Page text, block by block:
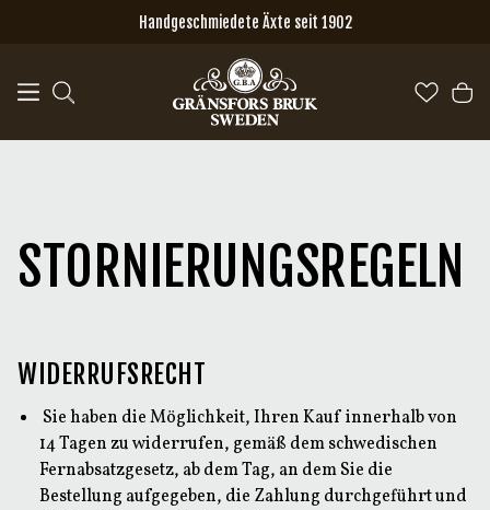
Zum Hauptinhalt springenHandgeschmiedete Äxte seit 1902
STORNIERUNGSREGELN
WIDERRUFSRECHT
Sie haben die Möglichkeit, Ihren Kauf innerhalb von
14 Tagen zu widerrufen, gemäß dem schwedischen
Fernabsatzgesetz, ab dem Tag, an dem Sie die
Bestellung aufgegeben, die Zahlung durchgeführt und